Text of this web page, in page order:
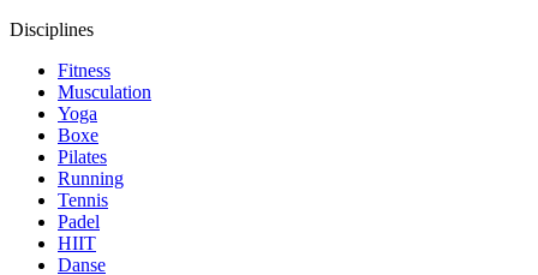
Disciplines
Fitness
Musculation
Yoga
Boxe
Pilates
Running
Tennis
Padel
HIIT
Danse